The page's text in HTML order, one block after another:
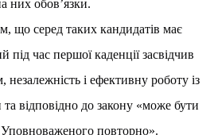
них обов’язки.
що серед таких кандидатів має
під час першої каденції засвідчив
незалежність і ефективну роботу із
відповідно до закону «може бути
повторно».